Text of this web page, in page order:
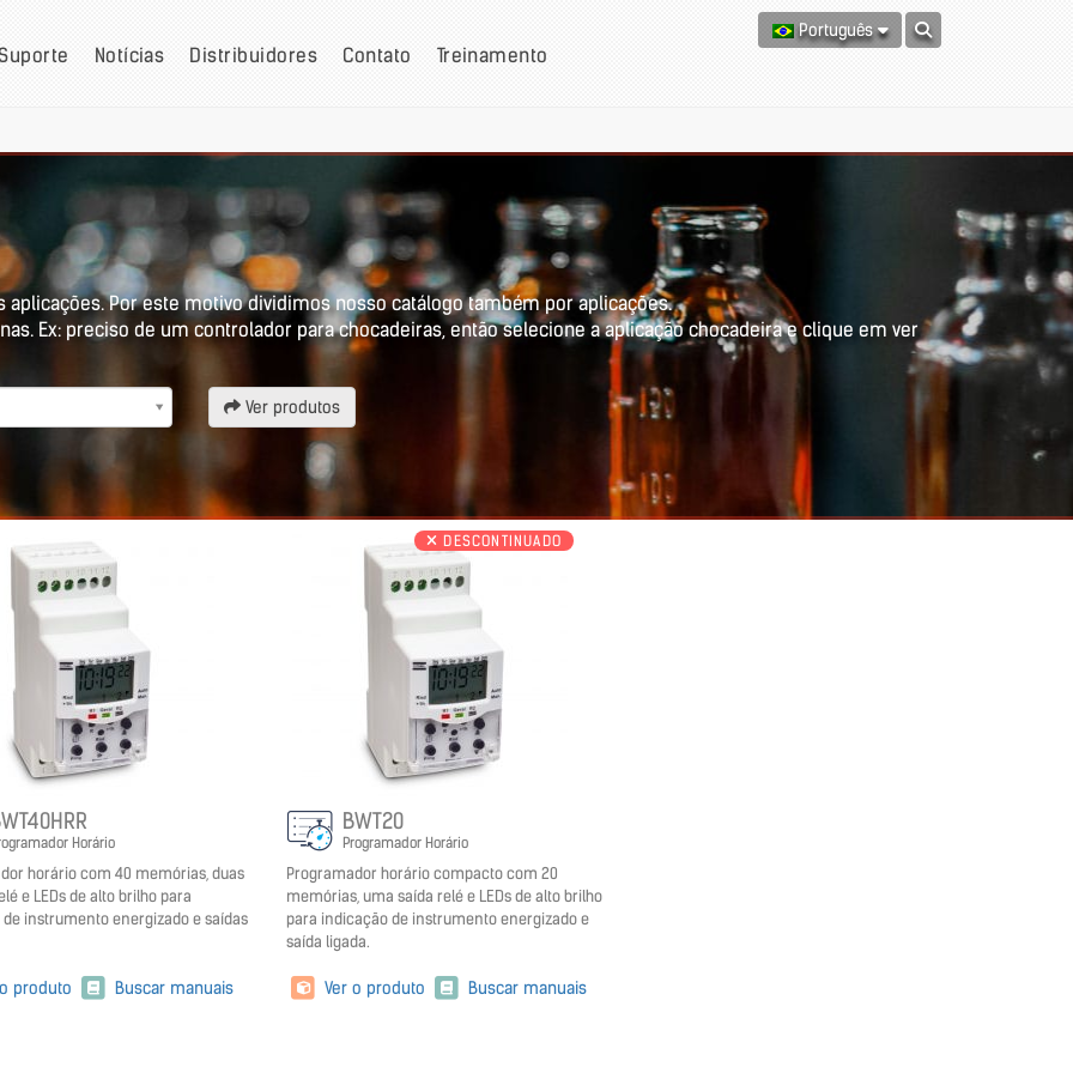
Português
Notícias Distribuidores Contato Treinamento
Por este motivo dividimos nosso catálogo também por aplicações.
Ex: preciso de um controlador para chocadeiras, então selecione a aplicação chocadeira e clique em ver
Ver produtos
Horário
horário com 40 memórias, duas
e LEDs de alto brilho para
instrumento energizado e saídas
produto Buscar manuais
DESCONTINUADO
BWT20
Programador Horário
Programador horário compacto com 20
memórias, uma saída relé e LEDs de alto brilho
para indicação de instrumento energizado e
saída ligada.
Ver o produto Buscar manuais